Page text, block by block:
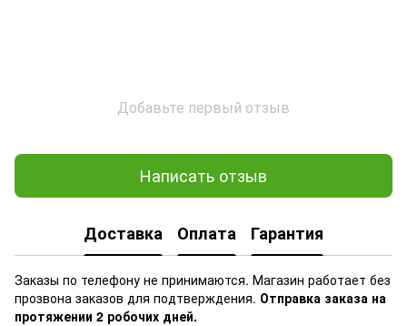
Добавьте первый отзыв
Написать отзыв
Доставка Оплата Гарантия
Заказы по телефону не принимаются. Магазин работает без
прозвона заказов для подтверждения. Отправка заказа на
протяжении 2 робочих дней.